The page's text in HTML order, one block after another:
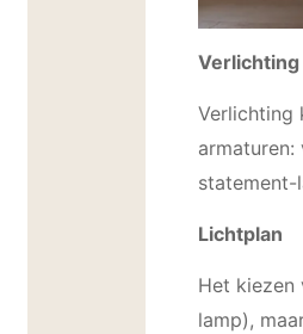
Verlichting
statement-
Lichtplan
Het kiezen
lamp),